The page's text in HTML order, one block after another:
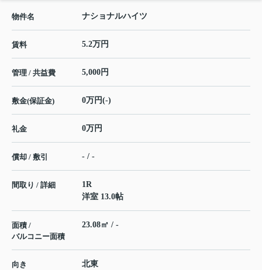
物件名 ナショナルハイツ
賃料 5.2万円
管理 / 共益費 5,000円
敷金(保証金) 0万円(-)
礼金 0万円
償却 / 敷引 - / -
間取り / 詳細
1R
洋室 13.0帖
面積 /
バルコニー面積
23.08㎡ / -
向き 北東